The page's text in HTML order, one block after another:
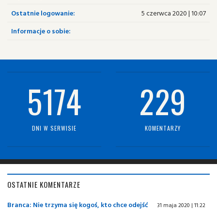
Ostatnie logowanie:
5 czerwca 2020 | 10:07
Informacje o sobie:
5174
DNI W SERWISIE
229
KOMENTARZY
OSTATNIE KOMENTARZE
Branca: Nie trzyma się kogoś, kto chce odejść 31 maja 2020 | 11:22